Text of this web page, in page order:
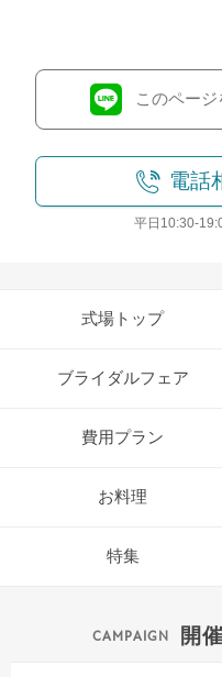
このペー
電話
平日10:30-
式場トップ
ブライダルフェア
費用プラン
お料理
特集
開